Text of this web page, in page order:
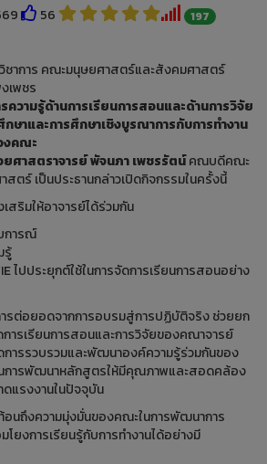
56 197
วิชาการ คณะมนุษยศาสตร์และสังคมศาสตร์
เพชร
ความรู้ด้านการเรียนการสอนและด้านการวิจัย
ษาและการศึกษาเชิงบูรณาการกับการทำงาน
งคณะ
ศาสตราจารย์ พัจนภา เพชรรัตน์คณบดีคณะ
ตร์ เป็นประธานกล่าวเปิดกิจกรรมในครั้งนี้
สริมให้อาจารย์ได้ร่วมกัน
การณ์
รู้
ไปประยุกต์ใช้ในการจัดการเรียนการสอนอย่าง
รต่อยอดจากการอบรมสู่การปฏิบัติจริง ช่วยยก
ารเรียนการสอนและการวิจัยของคณาจารย์
การรวบรวมและพัฒนาองค์ความรู้ร่วมกันของ
นการพัฒนาหลักสูตรให้มีคุณภาพและสอดคล้อง
แรงงานในปัจจุบัน
อนถึงความมุ่งมั่นของคณะในการพัฒนาการ
โยงการเรียนรู้กับการทำงานได้อย่างมี